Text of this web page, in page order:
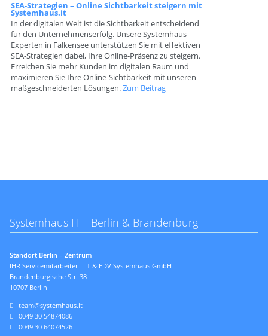
SEA-Strategien – Online Sichtbarkeit steigern mit
Systemhaus.it
In der digitalen Welt ist die Sichtbarkeit entscheidend
für den Unternehmenserfolg. Unsere Systemhaus-
Experten in Falkensee unterstützen Sie mit effektiven
SEA-Strategien dabei, Ihre Online-Präsenz zu steigern.
Erreichen Sie mehr Kunden im digitalen Raum und
maximieren Sie Ihre Online-Sichtbarkeit mit unseren
maßgeschneiderten Lösungen.Zum Beitrag
Systemhaus IT – Berlin & Brandenburg
Standort Berlin – Zentrum
IHR Servicemitarbeiter – IT & EDV Systemhaus GmbH
Brandenburgische Str. 38
10707 Berlin
team@systemhaus.it
0049 30 54874086
0049 30 64074526